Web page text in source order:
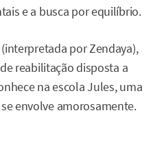
e a busca por equilíbrio.
por Zendaya),
reabilitação disposta a
na escola Jules, uma
envolve amorosamente.